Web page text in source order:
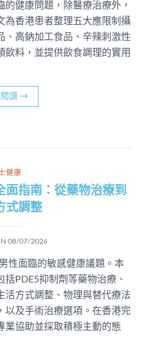
健康問題，除醫療治療外，
為香港患者整理五大應限制攝
、高鈉加工食品、辛辣刺激性
飲料，並提供飲食調理的實用
讀 →
健康
面指南：從藥物治療到
式調整
08/07/2026
性面臨的敏感健康議題。本
PDE5抑制劑等藥物治療、
活方式調整、物理與替代療法
以及手術治療選項。在香港完
業協助並採取積極主動的態